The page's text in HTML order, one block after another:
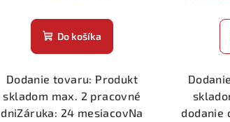
Do košíka
Dodanie tovaru: Produkt
skladom max. 2 pracovné
dniZáruka: 24 mesiacovNa
dodanie